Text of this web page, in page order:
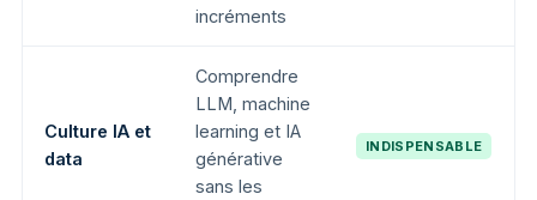
incréments
Culture IA et
data
Comprendre
LLM, machine
learning et IA
générative
sans les
INDISPENSABLE